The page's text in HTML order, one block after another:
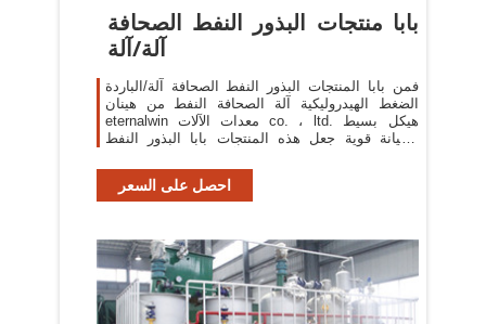
بابا منتجات البذور النفط الصحافة
آلة/آلة
فمن بابا المنتجات البذور النفط الصحافة آلة/الباردة
الضغط الهيدروليكية آلة الصحافة النفط من هينان
eternalwin معدات الآلات co. ، ltd. هيكل بسيط
وصيانة قوية جعل هذه المنتجات بابا البذور النفط
احصل على السعر